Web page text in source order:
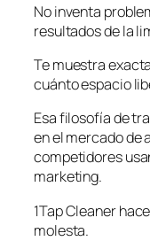
No inventa
resultados de la
Te muestra
cuánto espacio
Esa filosofía de
en el mercado de
competidores
marketing.
1Tap Cleaner
molesta.